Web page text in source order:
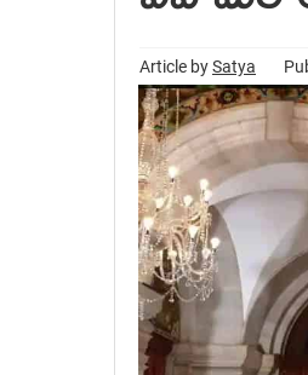
Article bySatya